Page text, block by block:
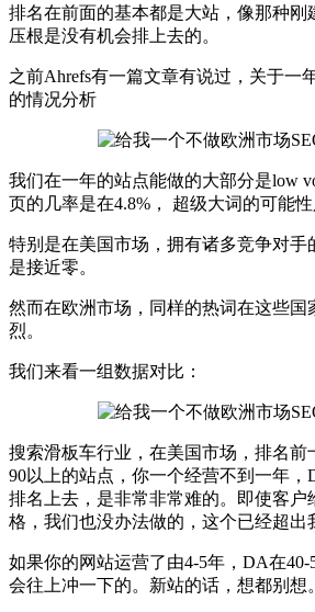
排名在前面的基本都是大站，像那种刚
压根是没有机会排上去的。
之前Ahrefs有一篇文章有说过，关于一
的情况分析
我们在一年的站点能做的大部分是low
页的几率是在4.8%， 超级大词的可能
特别是在美国市场，拥有诸多竞争对手
是接近零。
然而在欧洲市场，同样的热词在这些国
烈。
我们来看一组数据对比：
搜索滑板车行业，在美国市场，排名前
90以上的站点，你一个经营不到一年，
排名上去，是非常非常难的。即使客户
格，我们也没办法做的，这个已经超出
如果你的网站运营了由4-5年，DA在
会往上冲一下的。新站的话，想都别想。